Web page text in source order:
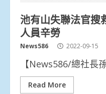
池有山失聯法官搜
人員辛勞
News586 2022-09-15
【News586/總社長
Read More